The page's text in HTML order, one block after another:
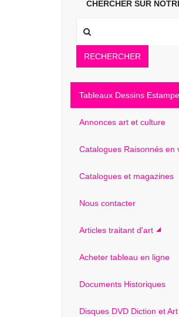
CHERCHER SUR
RECHERCHER
Tableaux Dessins
Annonces art et culture
Catalogues Raisonnés en
Catalogues et magazines
Nous contacter
Articles traitant d'art
Acheter tableau en ligne
Documents Historiques
Disques DVD Diction et Art